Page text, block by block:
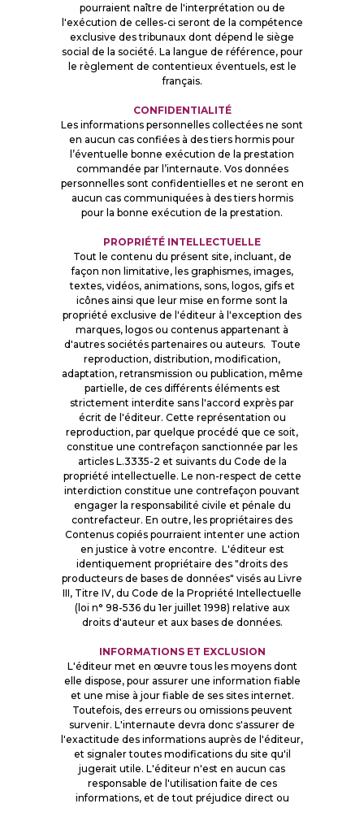
pourraient naître de l'interprétation ou de
l'exécution de celles-ci seront de la compétence
exclusive des tribunaux dont dépend le siège
social de la société. La langue de référence, pour
le règlement de contentieux éventuels, est le
français.
CONFIDENTIALITÉ
Les informations personnelles collectées ne sont
en aucun cas confiées à des tiers hormis pour
l’éventuelle bonne exécution de la prestation
commandée par l’internaute. Vos données
personnelles sont confidentielles et ne seront en
aucun cas communiquées à des tiers hormis
pour la bonne exécution de la prestation.
PROPRIÉTÉ INTELLECTUELLE
Tout le contenu du présent site, incluant, de
façon non limitative, les graphismes, images,
textes, vidéos, animations, sons, logos, gifs et
icônes ainsi que leur mise en forme sont la
propriété exclusive de l'éditeur à l'exception des
marques, logos ou contenus appartenant à
d'autres sociétés partenaires ou auteurs. Toute
reproduction, distribution, modification,
adaptation, retransmission ou publication, même
partielle, de ces différents éléments est
strictement interdite sans l'accord exprès par
écrit de l'éditeur. Cette représentation ou
reproduction, par quelque procédé que ce soit,
constitue une contrefaçon sanctionnée par les
articles L.3335-2 et suivants du Code de la
propriété intellectuelle. Le non-respect de cette
interdiction constitue une contrefaçon pouvant
engager la responsabilité civile et pénale du
contrefacteur. En outre, les propriétaires des
Contenus copiés pourraient intenter une action
en justice à votre encontre. L'éditeur est
identiquement propriétaire des "droits des
producteurs de bases de données" visés au Livre
III, Titre IV, du Code de la Propriété Intellectuelle
(loi n° 98-536 du 1er juillet 1998) relative aux
droits d'auteur et aux bases de données.
INFORMATIONS ET EXCLUSION
L'éditeur met en œuvre tous les moyens dont
elle dispose, pour assurer une information fiable
et une mise à jour fiable de ses sites internet.
Toutefois, des erreurs ou omissions peuvent
survenir. L'internaute devra donc s'assurer de
l'exactitude des informations auprès de l'éditeur,
et signaler toutes modifications du site qu'il
jugerait utile. L'éditeur n'est en aucun cas
responsable de l'utilisation faite de ces
informations, et de tout préjudice direct ou